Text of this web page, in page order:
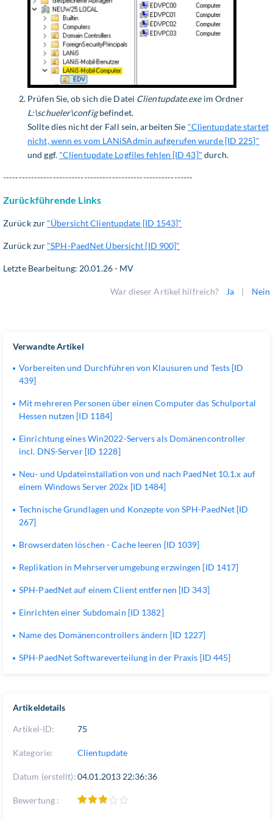
Prüfen Sie, ob sich die Datei Clientupdate.exeim Ordner
L:\schueler\configbefindet.
Sollte dies nicht der Fall sein, arbeiten Sie "Clientupdate startet
nicht, wenn es vom LANiSAdmin aufgerufen wurde [ID 225]"
und ggf. "Clientupdate Logfiles fehlen [ID 43]" durch.
-------------------------------------------------------------
Zurückführende Links
Zurück zur "Übersicht Clientupdate [ID 1543]"
Zurück zur "SPH-PaedNet Übersicht [ID 900]"
Letzte Bearbeitung: 20.01.26 - MV
War dieser Artikel hilfreich? Ja | Nein
Artikeldetails
Artikel-ID: 75
Kategorie: Clientupdate
Datum (erstellt):04.01.2013 22:36:36
Bewertung :
Verwandte Artikel
Vorbereiten und Durchführen von Klausuren und Tests [ID
439]
Mit mehreren Personen über einen Computer das Schulportal
Hessen nutzen [ID 1184]
Einrichtung eines Win2022-Servers als Domänencontroller
incl. DNS-Server [ID 1228]
Neu- und Updateinstallation von und nach PaedNet 10.1.x auf
einem Windows Server 202x [ID 1484]
Technische Grundlagen und Konzepte von SPH-PaedNet [ID
267]
Browserdaten löschen - Cache leeren [ID 1039]
Replikation in Mehrserverumgebung erzwingen [ID 1417]
SPH-PaedNet auf einem Client entfernen [ID 343]
Einrichten einer Subdomain [ID 1382]
Name des Domänencontrollers ändern [ID 1227]
SPH-PaedNet Softwareverteilung in der Praxis [ID 445]